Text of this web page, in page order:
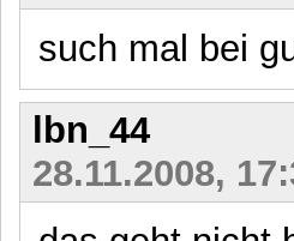
such mal bei
lbn_44
28.11.2008,